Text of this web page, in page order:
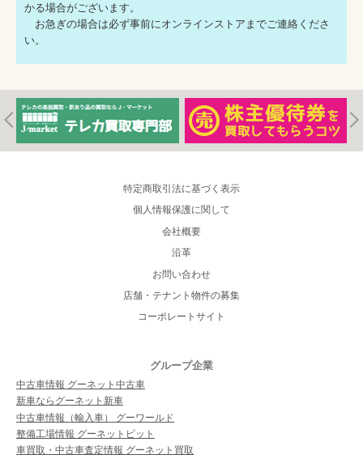
かる場合がございます。
お急ぎの場合は必ず事前にオンラインストアまでご連絡くださ
い。
特定商取引法に基づく表示
個人情報保護に関して
会社概要
沿革
お問い合わせ
店舗・テナント物件の募集
コーポレートサイト
グループ企業
中古車情報 グーネット中古車
新車ならグーネット新車
中古車情報（輸入車） グーワールド
整備工場情報 グーネットピット
車買取・中古車査定情報 グーネット買取